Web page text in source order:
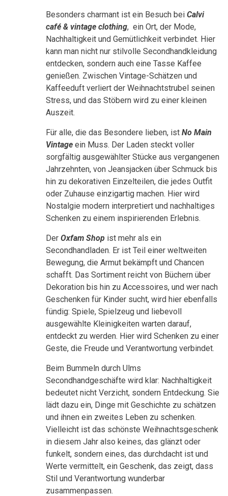
Besonders charmant ist ein Besuch bei Calvi
café & vintage clothing, ein Ort, der Mode,
Nachhaltigkeit und Gemütlichkeit verbindet. Hier
kann man nicht nur stilvolle Secondhandkleidung
entdecken, sondern auch eine Tasse Kaffee
genießen. Zwischen Vintage-Schätzen und
Kaffeeduft verliert der Weihnachtstrubel seinen
Stress, und das Stöbern wird zu einer kleinen
Auszeit.
Für alle, die das Besondere lieben, ist No Main
Vintage ein Muss. Der Laden steckt voller
sorgfältig ausgewählter Stücke aus vergangenen
Jahrzehnten, von Jeansjacken über Schmuck bis
hin zu dekorativen Einzelteilen, die jedes Outfit
oder Zuhause einzigartig machen. Hier wird
Nostalgie modern interpretiert und nachhaltiges
Schenken zu einem inspirierenden Erlebnis.
Der Oxfam Shop ist mehr als ein
Secondhandladen. Er ist Teil einer weltweiten
Bewegung, die Armut bekämpft und Chancen
schafft. Das Sortiment reicht von Büchern über
Dekoration bis hin zu Accessoires, und wer nach
Geschenken für Kinder sucht, wird hier ebenfalls
fündig: Spiele, Spielzeug und liebevoll
ausgewählte Kleinigkeiten warten darauf,
entdeckt zu werden. Hier wird Schenken zu einer
Geste, die Freude und Verantwortung verbindet.
Beim Bummeln durch Ulms
Secondhandgeschäfte wird klar: Nachhaltigkeit
bedeutet nicht Verzicht, sondern Entdeckung. Sie
lädt dazu ein, Dinge mit Geschichte zu schätzen
und ihnen ein zweites Leben zu schenken.
Vielleicht ist das schönste Weihnachtsgeschenk
in diesem Jahr also keines, das glänzt oder
funkelt, sondern eines, das durchdacht ist und
Werte vermittelt, ein Geschenk, das zeigt, dass
Stil und Verantwortung wunderbar
zusammenpassen.